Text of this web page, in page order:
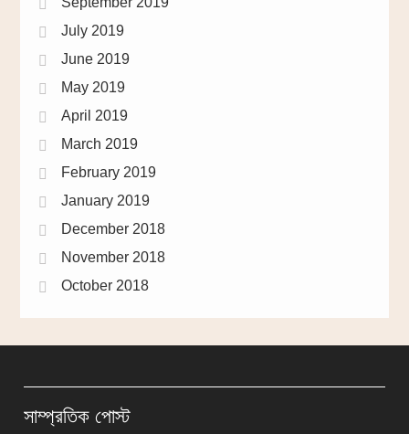
July 2019
June 2019
May 2019
April 2019
March 2019
February 2019
January 2019
December 2018
November 2018
October 2018
সাম্প্রতিক পোস্ট